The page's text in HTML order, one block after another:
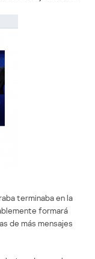
terminaba en la
formará
de más mensajes